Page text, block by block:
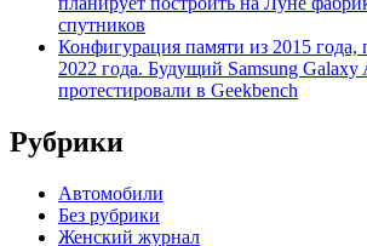
спутников
Конфигурация памяти из 2015
2022 года. Будущий Samsung Galaxy
протестировали в Geekbench
Рубрики
Автомобили
Без рубрики
Женский журнал